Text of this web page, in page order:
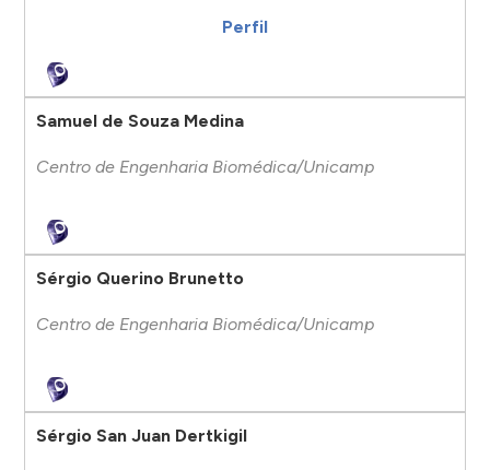
Perfil
Samuel de Souza Medina
Centro de Engenharia Biomédica/Unicamp
Sérgio Querino Brunetto
Centro de Engenharia Biomédica/Unicamp
Sérgio San Juan Dertkigil